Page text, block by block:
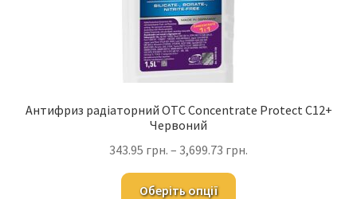
Антифриз радіаторний OTC Concentrate Protect C12+
Червоний
343.95 грн. – 3,699.73 грн.
Оберіть опції